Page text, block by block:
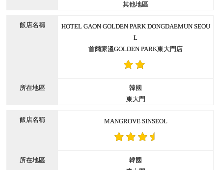
其他地區
HOTEL GAON GOLDEN PARK DONGDAEMUN SEOU
L
首爾家溫GOLDEN PARK東大門店
韓國
東大門
MANGROVE SINSEOL
韓國